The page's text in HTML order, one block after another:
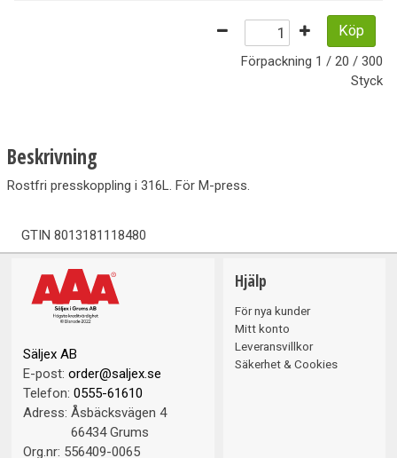
Köp
Förpackning 1 / 20 / 300
Styck
Beskrivning
Rostfri presskoppling i 316L. För M-press.
GTIN 8013181118480
Säljex AB
E-post: order@saljex.se
Telefon: 0555-61610
Adress: Åsbäcksvägen 4
66434 Grums
Org.nr: 556409-0065
Hjälp
För nya kunder
Mitt konto
Leveransvillkor
Säkerhet & Cookies